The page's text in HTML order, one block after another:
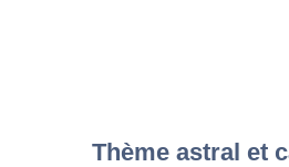
Thème astral et